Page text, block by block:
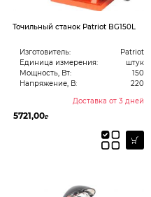
Точильный станок Patriot BG150L
Изготовитель:
Patriot
Единица измерения:
штук
Мощность, Вт:
150
Напряжение, В:
220
Доставка от 3 дней
5721,00₽